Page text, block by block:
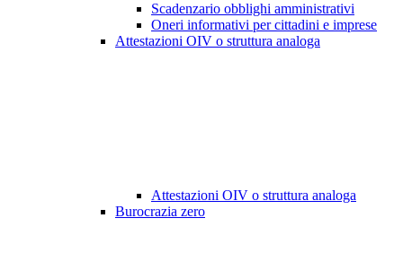
Scadenzario obblighi amministrativi
Oneri informativi per cittadini e imprese
Attestazioni OIV o struttura analoga
Attestazioni OIV o struttura analoga
Burocrazia zero